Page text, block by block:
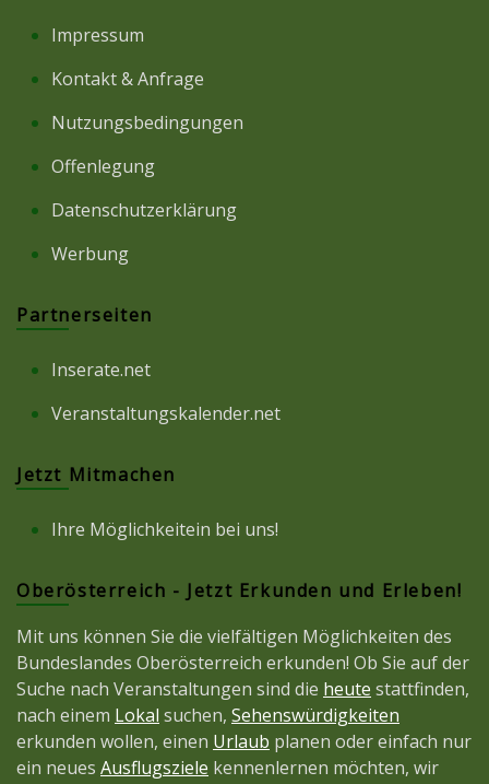
Impressum
Kontakt & Anfrage
Nutzungsbedingungen
Offenlegung
Datenschutzerklärung
Werbung
Partnerseiten
Inserate.net
Veranstaltungskalender.net
Jetzt Mitmachen
Ihre Möglichkeitein bei uns!
Oberösterreich - Jetzt Erkunden und Erleben!
Mit uns können Sie die vielfältigen Möglichkeiten des
Bundeslandes Oberösterreich erkunden! Ob Sie auf der
Suche nach Veranstaltungen sind die heute stattfinden,
nach einem Lokal suchen, Sehenswürdigkeiten
erkunden wollen, einen Urlaub planen oder einfach nur
ein neues Ausflugsziele kennenlernen möchten, wir